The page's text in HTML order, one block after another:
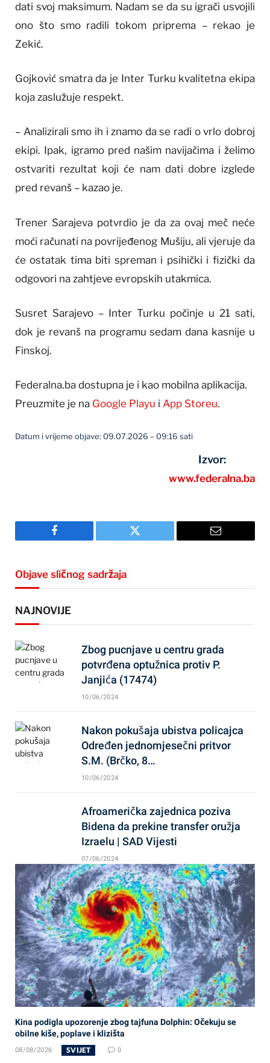
dati svoj maksimum. Nadam se da su igrači usvojili
ono što smo radili tokom priprema – rekao je
Zekić.
Gojković smatra da je Inter Turku kvalitetna ekipa
koja zaslužuje respekt.
– Analizirali smo ih i znamo da se radi o vrlo dobroj
ekipi. Ipak, igramo pred našim navijačima i želimo
ostvariti rezultat koji će nam dati dobre izglede
pred revanš – kazao je.
Trener Sarajeva potvrdio je da za ovaj meč neće
moći računati na povrijeđenog Mušiju, ali vjeruje da
će ostatak tima biti spreman i psihički i fizički da
odgovori na zahtjeve evropskih utakmica.
Susret Sarajevo – Inter Turku počinje u 21 sati,
dok je revanš na programu sedam dana kasnije u
Finskoj.
Federalna.ba dostupna je i kao mobilna aplikacija.
Preuzmite je na Google Playu i App Storeu.
Datum i vrijeme objave: 09.07.2026 – 09:16 sati
Izvor:
www.federalna.ba
Facebook Twitter Email
Objave sličnog sadržaja
NAJNOVIJE
Zbog pucnjave u centru grada
potvrđena optužnica protiv P.
Janjića (17474)
10/06/2024
Nakon pokušaja ubistva policajca
Određen jednomjesečni pritvor
S.M. (Brčko, 8…
10/06/2024
Afroamerička zajednica poziva
Bidena da prekine transfer oružja
Izraelu | SAD Vijesti
07/06/2024
Kina podigla upozorenje zbog tajfuna Dolphin: Očekuju se
obilne kiše, poplave i klizišta
08/08/2026 SVIJET 0